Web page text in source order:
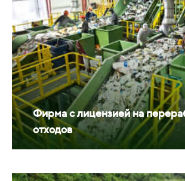
Фирма с лицензией на
отходов